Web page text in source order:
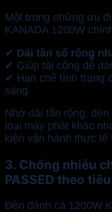
Một trong những ưu
KANADA 1200W
✔ Dải tần số rộng
✔ Giúp tài công dễ
✔ Hạn chế tình trạng
sáng
Nhờ dải tần rộng,
loại máy phát khác
kiện vận hành thực tế
3. Chống nhiễu
PASSED theo
Đèn đánh cá 1200W